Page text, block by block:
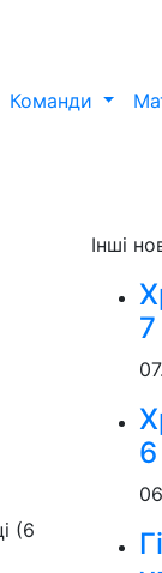
Команди
(6
Інші